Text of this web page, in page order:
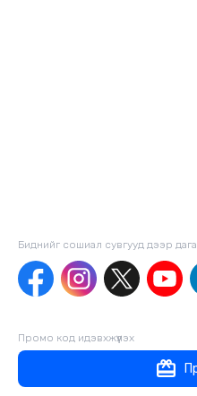
Биднийг сошиал сувгууд дээр
Промо код идэвхжүүлэх